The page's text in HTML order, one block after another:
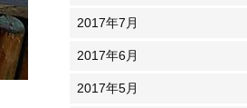
2017年7月
2017年6月
2017年5月